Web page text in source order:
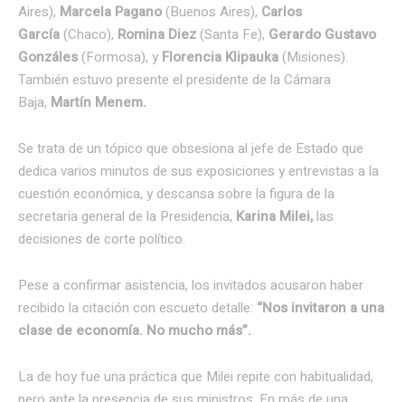
Aires), Marcela Pagano (Buenos Aires), Carlos
García (Chaco), Romina Diez (Santa Fe), Gerardo Gustavo
Gonzáles (Formosa), y Florencia Klipauka (Misiones).
También estuvo presente el presidente de la Cámara
Baja, Martín Menem.
Se trata de un tópico que obsesiona al jefe de Estado que
dedica varios minutos de sus exposiciones y entrevistas a la
cuestión económica, y descansa sobre la figura de la
secretaria general de la Presidencia, Karina Milei, las
decisiones de corte político.
Pese a confirmar asistencia, los invitados acusaron haber
recibido la citación con escueto detalle: “Nos invitaron a una
clase de economía. No mucho más”.
La de hoy fue una práctica que Milei repite con habitualidad,